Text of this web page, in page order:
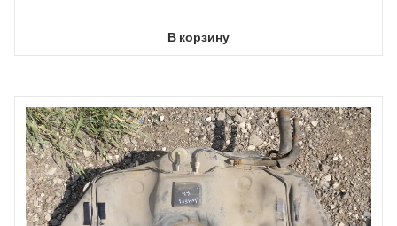
В корзину